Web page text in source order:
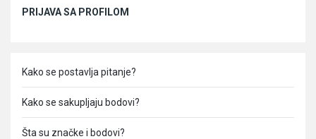
PRIJAVA SA PROFILOM
Kako se postavlja pitanje?
Kako se sakupljaju bodovi?
Šta su značke i bodovi?